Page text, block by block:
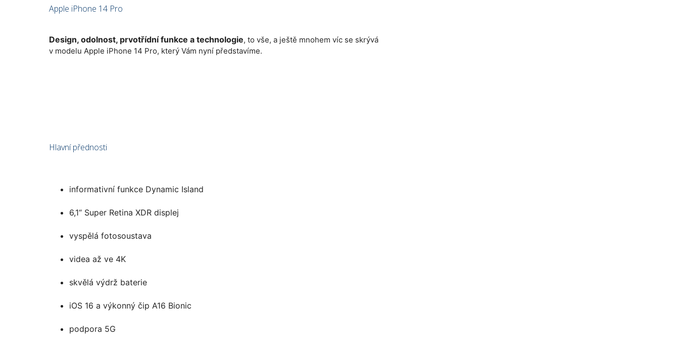
Apple iPhone 14 Pro
Design, odolnost, prvotřídní funkce a technologie, to vše, a ještě mnohem víc se skrývá
v modelu Apple iPhone 14 Pro, který Vám nyní představíme.
Hlavní přednosti
informativní funkce Dynamic Island
6,1“ Super Retina XDR displej
vyspělá fotosoustava
videa až ve 4K
skvělá výdrž baterie
iOS 16 a výkonný čip A16 Bionic
podpora 5G